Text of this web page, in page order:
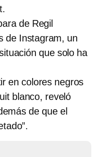
de Regil
de Instagram, un
que solo ha
en colores negros
blanco, reveló
de que el